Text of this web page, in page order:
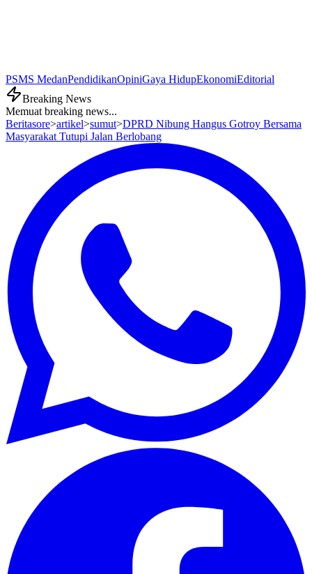
PSMS MedanPendidikanOpiniGaya HidupEkonomiEditorial
Breaking News
Memuat breaking news...
Beritasore>artikel>sumut>DPRD Nibung Hangus Gotroy Bersama
Masyarakat Tutupi Jalan Berlobang